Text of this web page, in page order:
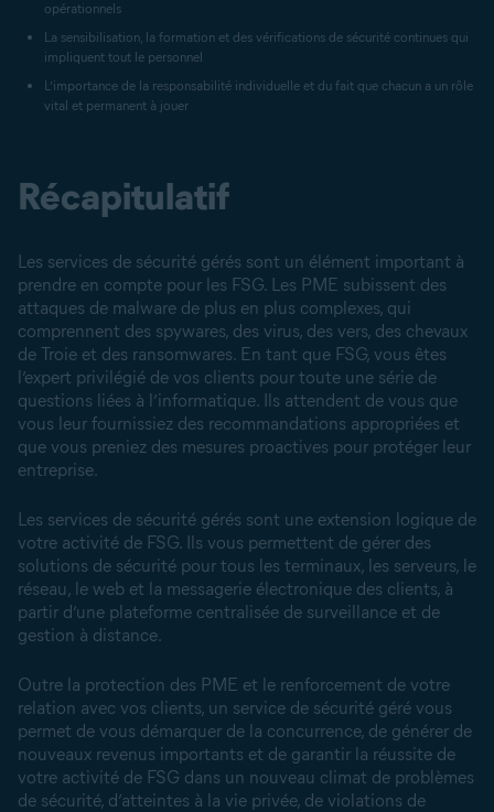
opérationnels
La sensibilisation, la formation et des vérifications de sécurité continues qui
impliquent tout le personnel
L’importance de la responsabilité individuelle et du fait que chacun a un rôle
vital et permanent à jouer
Récapitulatif
Les services de sécurité gérés sont un élément important à
prendre en compte pour les FSG. Les PME subissent des
attaques de malware de plus en plus complexes, qui
comprennent des spywares, des virus, des vers, des chevaux
de Troie et des ransomwares. En tant que FSG, vous êtes
l’expert privilégié de vos clients pour toute une série de
questions liées à l’informatique. Ils attendent de vous que
vous leur fournissiez des recommandations appropriées et
que vous preniez des mesures proactives pour protéger leur
entreprise.
Les services de sécurité gérés sont une extension logique de
votre activité de FSG. Ils vous permettent de gérer des
solutions de sécurité pour tous les terminaux, les serveurs, le
réseau, le web et la messagerie électronique des clients, à
partir d’une plateforme centralisée de surveillance et de
gestion à distance.
Outre la protection des PME et le renforcement de votre
relation avec vos clients, un service de sécurité géré vous
permet de vous démarquer de la concurrence, de générer de
nouveaux revenus importants et de garantir la réussite de
votre activité de FSG dans un nouveau climat de problèmes
de sécurité, d’atteintes à la vie privée, de violations de